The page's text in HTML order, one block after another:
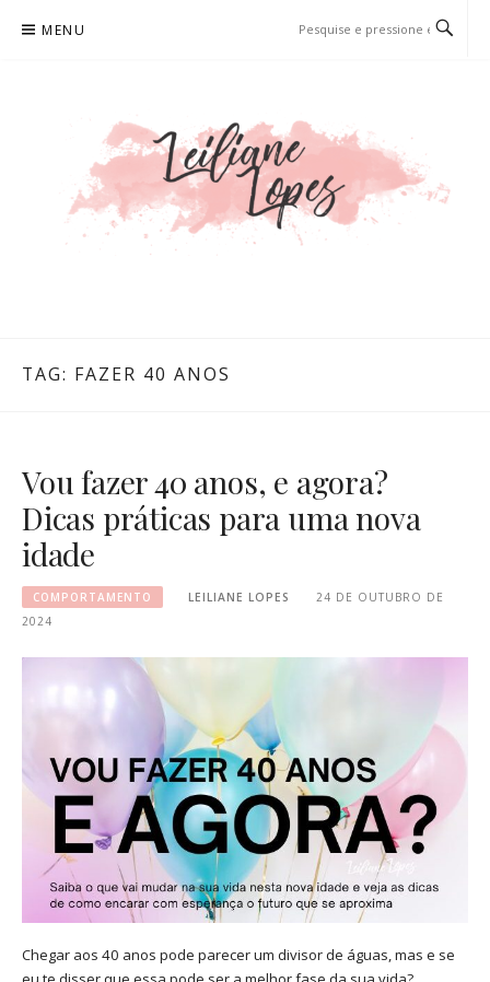
para
MENU
TAG: FAZER 40 ANOS
Vou fazer 40 anos, e agora?
Dicas práticas para uma nova
idade
COMPORTAMENTO LEILIANE LOPES
24 DE OUTUBRO DE
2024
Chegar aos 40 anos pode parecer um divisor de águas, mas e se